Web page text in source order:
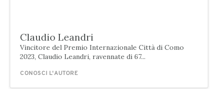
Claudio Leandri
Vincitore del Premio Internazionale Città di Como
2023, Claudio Leandri, ravennate di 67...
CONOSCI L'AUTORE